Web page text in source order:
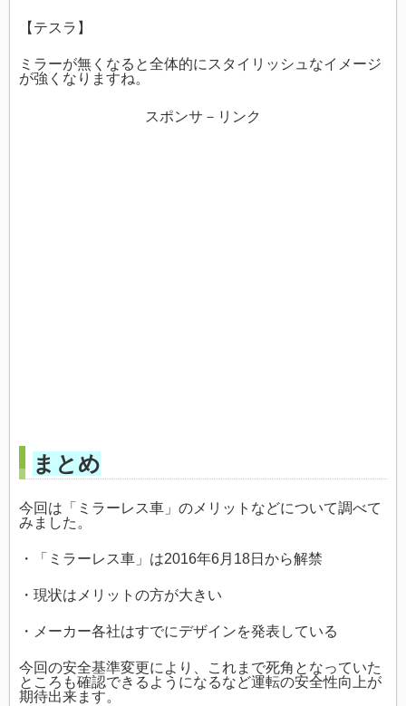
【テスラ】
ミラーが無くなると全体的にスタイリッシュなイメージ
が強くなりますね。
スポンサ－リンク
まとめ
今回は「ミラーレス車」のメリットなどについて調べて
みました。
・「ミラーレス車」は2016年6月18日から解禁
・現状はメリットの方が大きい
・メーカー各社はすでにデザインを発表している
今回の安全基準変更により、これまで死角となっていた
ところも確認できるようになるなど運転の安全性向上が
期待出来ます。